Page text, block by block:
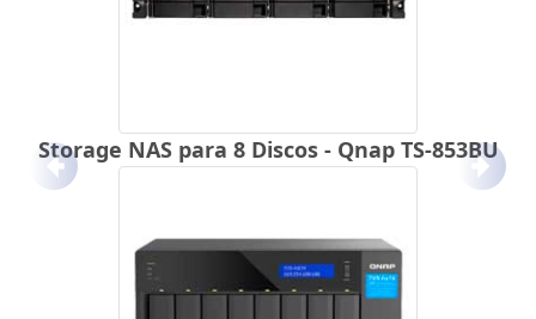
Storage NAS para 8 Discos - Qnap TS-853BU
Anterior